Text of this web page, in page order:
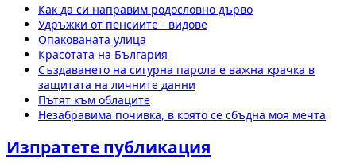
Как да си направим родословно дърво
Удръжки от пенсиите - видове
Опакованата улица
Красотата на България
Създаването на сигурна парола е важна крачка в
защитата на личните данни
Пътят към облаците
Незабравима почивка, в която се сбъдна моя мечта
Изпратете публикация